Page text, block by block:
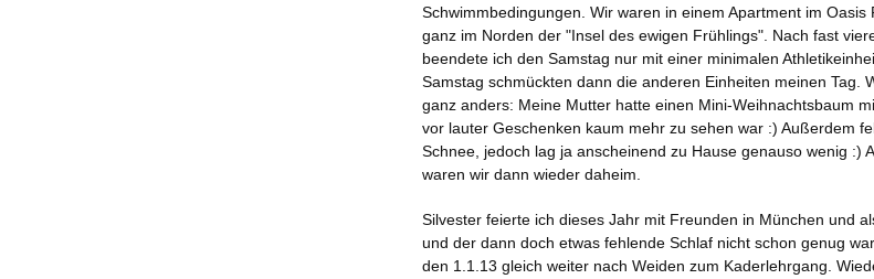
Schwimmbedingungen. Wir waren in einem Apartment im Oasis
ganz im Norden der "Insel des ewigen Frühlings". Nach fast
beendete ich den Samstag nur mit einer minimalen
Samstag schmückten dann die anderen Einheiten meinen Tag.
ganz anders: Meine Mutter hatte einen Mini-Weihnachtsbaum
vor lauter Geschenken kaum mehr zu sehen war :) Außerdem
Schnee, jedoch lag ja anscheinend zu Hause genauso wenig :)
waren wir dann wieder daheim.
Silvester feierte ich dieses Jahr mit Freunden in München und
und der dann doch etwas fehlende Schlaf nicht schon genug
den 1.1.13 gleich weiter nach Weiden zum Kaderlehrgang.